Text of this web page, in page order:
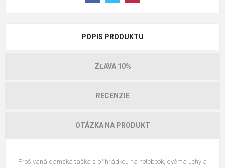
POPIS PRODUKTU
ZĽAVA 10%
RECENZIE
OTÁZKA NA PRODUKT
Prošívaná dámská taška s přihrádkou na notebook, dvěma uchy a